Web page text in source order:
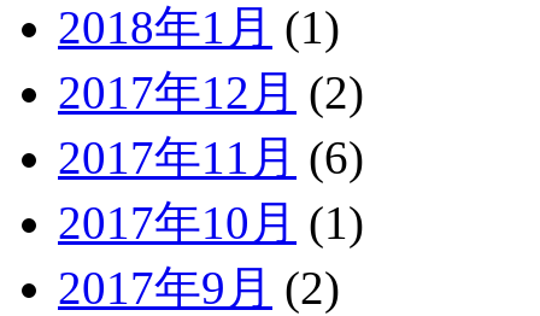
2018年1月 (1)
2017年12月 (2)
2017年11月 (6)
2017年10月 (1)
2017年9月 (2)